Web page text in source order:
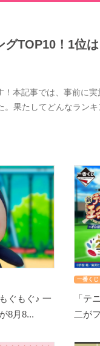
TOP10！1位
本記事では、事前に実
果たしてどんなラン
ぐもぐ♪ 一
8月8...
一番くじ
「テ
二が